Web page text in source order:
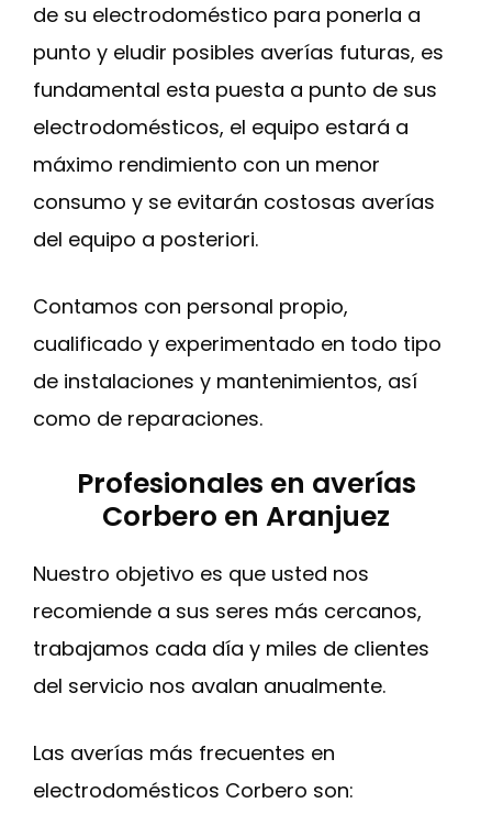
de su electrodoméstico para ponerla a
punto y eludir posibles averías futuras, es
fundamental esta puesta a punto de sus
electrodomésticos, el equipo estará a
máximo rendimiento con un menor
consumo y se evitarán costosas averías
del equipo a posteriori.
Contamos con personal propio,
cualificado y experimentado en todo tipo
de instalaciones y mantenimientos, así
como de reparaciones.
Profesionales en averías
Corbero en Aranjuez
Nuestro objetivo es que usted nos
recomiende a sus seres más cercanos,
trabajamos cada día y miles de clientes
del servicio nos avalan anualmente.
Las averías más frecuentes en
electrodomésticos Corbero son: